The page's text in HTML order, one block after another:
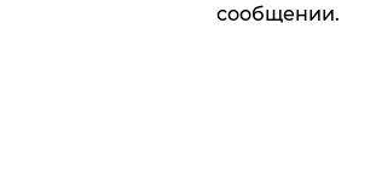
сообщении.